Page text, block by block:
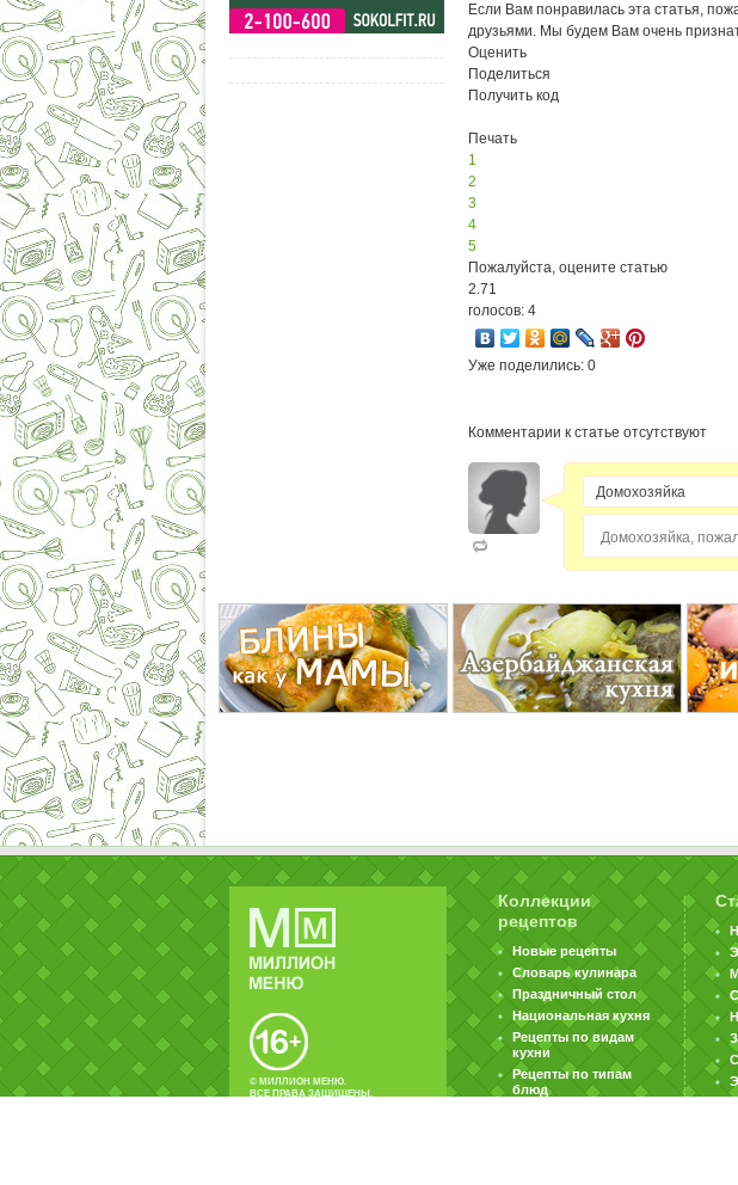
Если Вам понравилась эта статья,
друзьями. Мы будем Вам очень
Оценить
Поделиться
Получить код
Печать
1
2
3
4
5
Пожалуйста, оцените статью
2.71
голосов: 4
Уже поделились: 0
Комментарии к статье отсутствуют
Домохозяйка,
© МИЛЛИОН МЕНЮ.
ВСЕ ПРАВА ЗАЩИЩЕНЫ.
Коллекции
рецептов
Новые рецепты
Словарь кулинара
Праздничный стол
Национальная кухня
Рецепты по видам
кухни
Рецепты по типам
блюд